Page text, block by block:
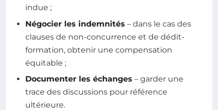
indue ;
Négocier les indemnités – dans le cas des
clauses de non-concurrence et de dédit-
formation, obtenir une compensation
équitable ;
Documenter les échanges – garder une
trace des discussions pour référence
ultérieure.